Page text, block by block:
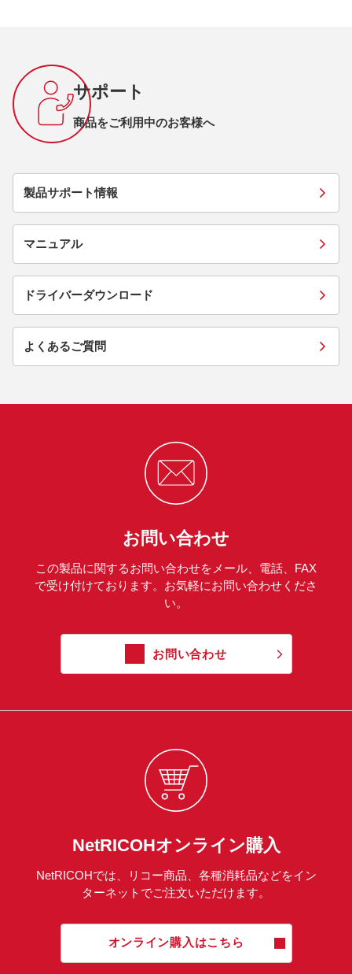
サポート
商品をご利用中のお客様へ
製品サポート情報
マニュアル
ドライバーダウンロード
よくあるご質問
お問い合わせ
この製品に関するお問い合わせをメール、電話、FAX
で受け付けております。お気軽にお問い合わせくださ
い。
お問い合わせ
NetRICOHオンライン購入
NetRICOHでは、リコー商品、各種消耗品などをイン
ターネットでご注文いただけます。
オンライン購入はこちら